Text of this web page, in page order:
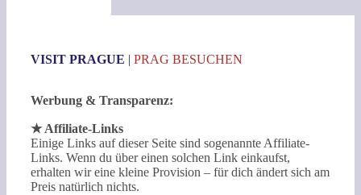
VISIT PRAGUE | PRAG BESUCHEN
Werbung & Transparenz:
★ Affiliate-Links
Einige Links auf dieser Seite sind sogenannte Affiliate-
Links. Wenn du über einen solchen Link einkaufst,
erhalten wir eine kleine Provision – für dich ändert sich am
Preis natürlich nichts.